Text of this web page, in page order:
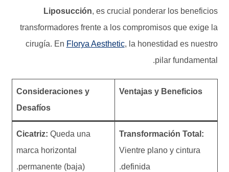
Liposucción, es crucial ponderar los beneficios
transformadores frente a los compromisos que exige la
cirugía. En Florya Aesthetic, la honestidad es nuestro
pilar fundamental.
Ventajas y Beneficios
Consideraciones y
Desafíos
Transformación Total:
Vientre plano y cintura
definida.
Cicatriz: Queda una
marca horizontal
permanente (baja).